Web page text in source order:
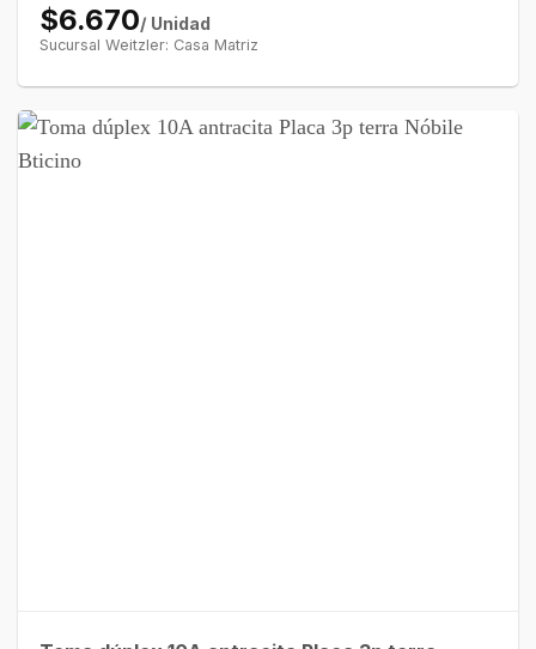
$6.670/ Unidad
Sucursal Weitzler: Casa Matriz